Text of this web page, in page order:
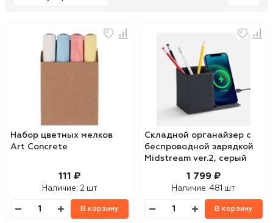
Набор цветных мелков
Art Concrete
111 ₽
Наличие: 2 шт
В корзину
Складной органайзер с
беспроводной зарядкой
Midstream ver.2, серый
1 799 ₽
Наличие: 481 шт
В корзину